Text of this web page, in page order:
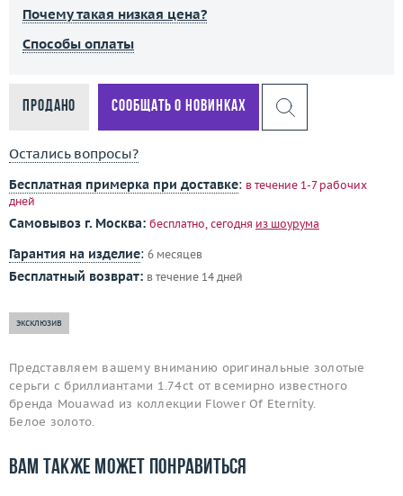
Почему такая низкая цена?
Способы оплаты
Продано Сообщать о новинках
Остались вопросы?
Бесплатная примерка при доставке: в течение 1-7 рабочих
дней
Самовывоз г. Москва: бесплатно, сегодня из шоурума
Гарантия на изделие: 6 месяцев
Бесплатный возврат: в течение 14 дней
эксклюзив
Представляем вашему вниманию оригинальные золотые
серьги с бриллиантами 1.74ct от всемирно известного
бренда Mouawad из коллекции Flower Of Eternity.
Белое золото.
Вам также может понравиться